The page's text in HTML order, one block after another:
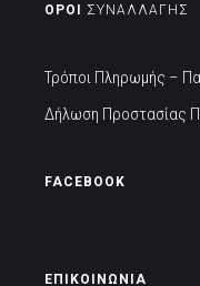
ΟΡΟΙ ΣΥΝΑΛΛΑΓΗΣ
Τρόποι Πληρωμής –
Δήλωση Προστασίας
FACEBOOK
ΕΠΙΚΟΙΝΩΝΙΑ